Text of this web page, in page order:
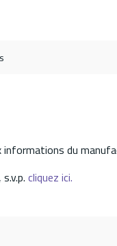
du
cliquez ici.